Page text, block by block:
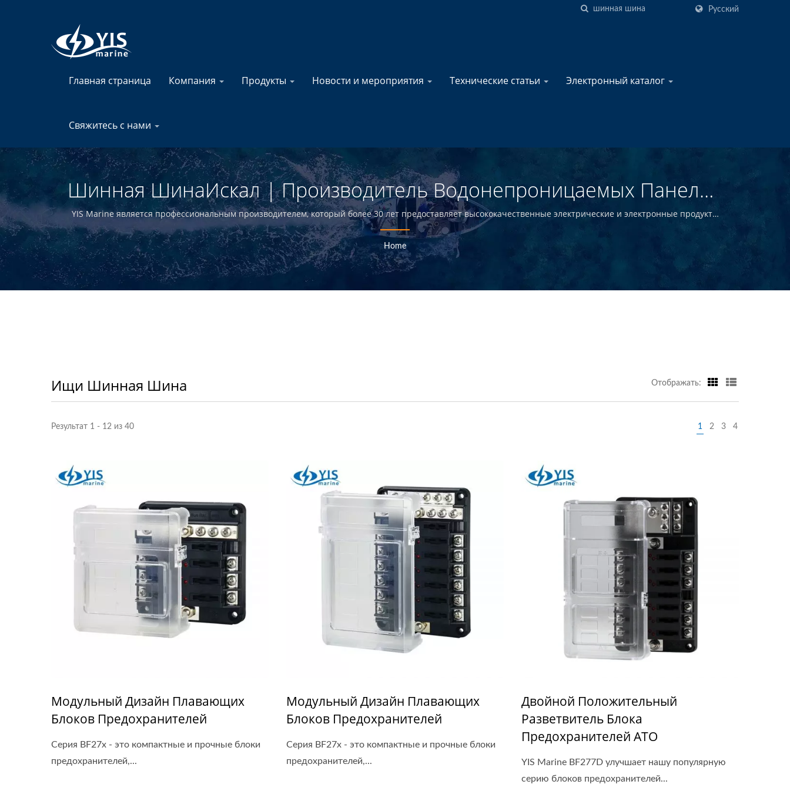
Русский
Главная страница Компания Продукты Новости и мероприятия Технические статьи Электронный каталог
Свяжитесь с нами
Шинная ШинаИскал | Производитель Водонепроницаемых Панелей
Переключателей Для Лодок В Тайване | YIS Marine
YIS Marine является профессиональным производителем, который более 30 лет предоставляет высококачественные электрические и электронные продукты
дистрибьюторам, оптовикам, розничным продавцам и строителям лодок в морской отрасли.
Home
Ищи Шинная Шина Отображать:
Результат 1 - 12 из 40 1 2 3 4
Модульный Дизайн Плавающих
Блоков Предохранителей
Серия BF27x - это компактные и прочные блоки
предохранителей,...
Модульный Дизайн Плавающих
Блоков Предохранителей
Серия BF27x - это компактные и прочные блоки
предохранителей,...
Двойной Положительный
Разветвитель Блока
Предохранителей ATO
YIS Marine BF277D улучшает нашу популярную
серию блоков предохранителей...